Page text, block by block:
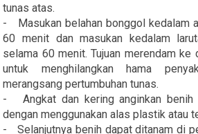
tunas atas.
- Masukan belahan bonggol kedalam
60 menit dan masukan kedalam
selama 60 menit. Tujuan merendam ke
untuk menghilangkan hama
merangsang pertumbuhan tunas.
- Angkat dan kering anginkan benih
dengan menggunakan alas plastik atau
- Selanjutnya benih dapat ditanam di